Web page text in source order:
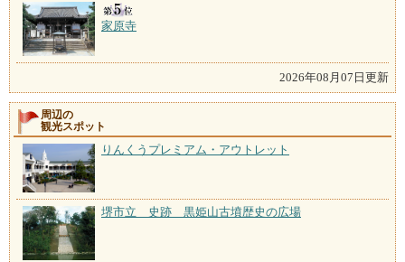
家原寺
2026年08月07日更新
周辺の
観光スポット
りんくうプレミアム・アウトレット
堺市立 史跡 黒姫山古墳歴史の広場